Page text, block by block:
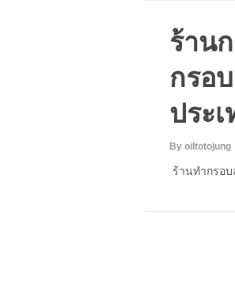
ร้าน
กรอ
ประ
By oiltotojung
ร้านทำกรอ